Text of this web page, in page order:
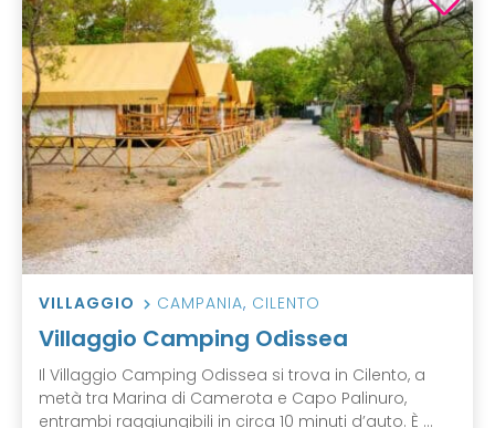
VILLAGGIO CAMPANIA, CILENTO
Villaggio Camping Odissea
Il Villaggio Camping Odissea si trova in Cilento, a
metà tra Marina di Camerota e Capo Palinuro,
entrambi raggiungibili in circa 10 minuti d’auto. È ...